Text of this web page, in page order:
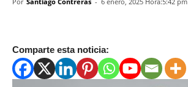
Comparte esta noticia: